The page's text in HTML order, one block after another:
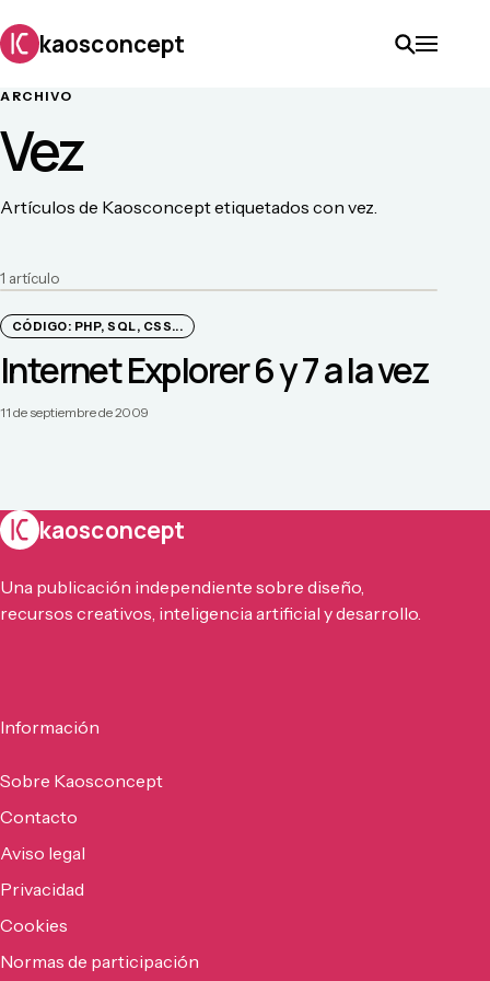
kaosconcept
ARCHIVO
Vez
Artículos de Kaosconcept etiquetados con vez.
1 artículo
CÓDIGO: PHP, SQL, CSS...
Internet Explorer 6 y 7 a la vez
11 de septiembre de 2009
kaosconcept
Una publicación independiente sobre diseño,
recursos creativos, inteligencia artificial y desarrollo.
Información
Sobre Kaosconcept
Contacto
Aviso legal
Privacidad
Cookies
Normas de participación